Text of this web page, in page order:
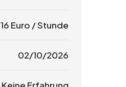
16 Euro / Stunde
02/10/2026